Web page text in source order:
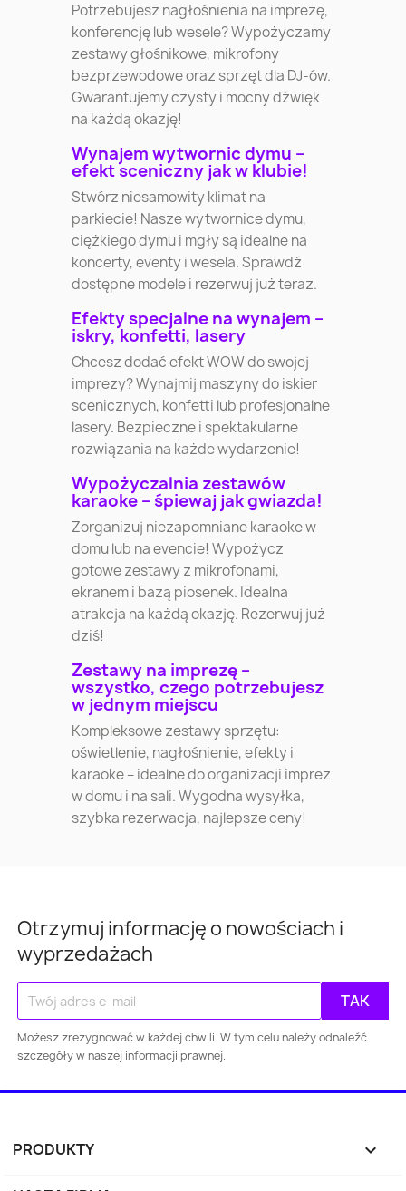
Warszawa Kraków
Gdańsk Szczecin Bydgoszcz
Potrzebujesz nagłośnienia na imprezę,
konferencję lub wesele? Wypożyczamy
zestawy głośnikowe, mikrofony
bezprzewodowe oraz sprzęt dla DJ-ów.
Gwarantujemy czysty i mocny dźwięk
na każdą okazję!
Wynajem wytwornic dymu –
efekt sceniczny jak w klubie!
Stwórz niesamowity klimat na
parkiecie! Nasze wytwornice dymu,
ciężkiego dymu i mgły są idealne na
koncerty, eventy i wesela. Sprawdź
dostępne modele i rezerwuj już teraz.
Efekty specjalne na wynajem –
iskry, konfetti, lasery
Chcesz dodać efekt WOW do swojej
imprezy? Wynajmij maszyny do iskier
scenicznych, konfetti lub profesjonalne
lasery. Bezpieczne i spektakularne
rozwiązania na każde wydarzenie!
Wypożyczalnia zestawów
karaoke – śpiewaj jak gwiazda!
Zorganizuj niezapomniane karaoke w
domu lub na evencie! Wypożycz
gotowe zestawy z mikrofonami,
ekranem i bazą piosenek. Idealna
atrakcja na każdą okazję. Rezerwuj już
dziś!
Zestawy na imprezę –
wszystko, czego potrzebujesz
w jednym miejscu
Kompleksowe zestawy sprzętu:
oświetlenie, nagłośnienie, efekty i
karaoke – idealne do organizacji imprez
w domu i na sali. Wygodna wysyłka,
szybka rezerwacja, najlepsze ceny!
Otrzymuj informację o nowościach i
wyprzedażach
Możesz zrezygnować w każdej chwili. W tym celu należy odnaleźć
szczegóły w naszej informacji prawnej.
PRODUKTY 